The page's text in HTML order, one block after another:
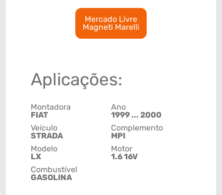
Mercado Livre
Magneti Marelli
Aplicações:
Montadora
FIAT
Veículo
STRADA
Modelo
LX
Ano
1999 ... 2000
Complemento
MPI
Motor
1.6 16V
Combustível
GASOLINA